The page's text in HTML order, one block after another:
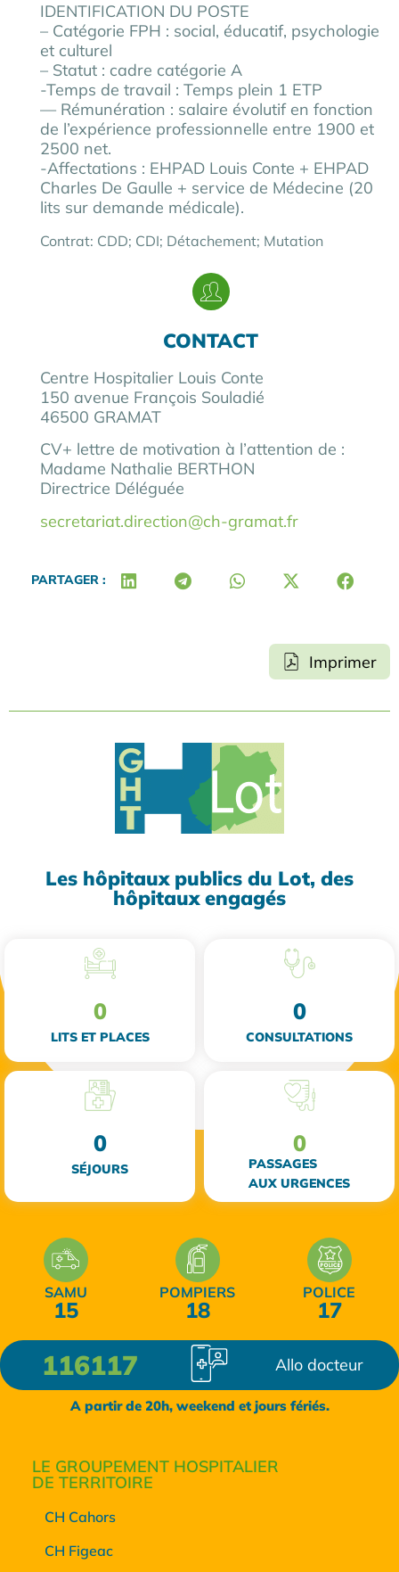
IDENTIFICATION DU POSTE
– Catégorie FPH : social, éducatif, psychologie
et culturel
– Statut : cadre catégorie A
-Temps de travail : Temps plein 1 ETP
— Rémunération : salaire évolutif en fonction
de l’expérience professionnelle entre 1900 et
2500 net.
-Affectations : EHPAD Louis Conte + EHPAD
Charles De Gaulle + service de Médecine (20
lits sur demande médicale).
Contrat: CDD; CDI; Détachement; Mutation
CONTACT
Centre Hospitalier Louis Conte
150 avenue François Souladié
46500 GRAMAT
CV+ lettre de motivation à l’attention de :
Madame Nathalie BERTHON
Directrice Déléguée
secretariat.direction@ch-gramat.fr
PARTAGER :
Imprimer
Les hôpitaux publics du Lot, des
hôpitaux engagés
LITS ET PLACES
0
CONSULTATIONS
0
SÉJOURS
0
PASSAGES
AUX URGENCES
0
SAMU
15
POMPIERS
18
POLICE
17
116117 Allo docteur
A partir de 20h, weekend et jours fériés.
LE GROUPEMENT HOSPITALIER
DE TERRITOIRE
CH Cahors
CH Figeac